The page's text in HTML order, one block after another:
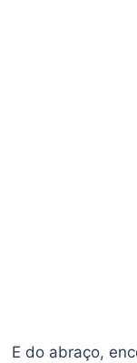
E do abraço,